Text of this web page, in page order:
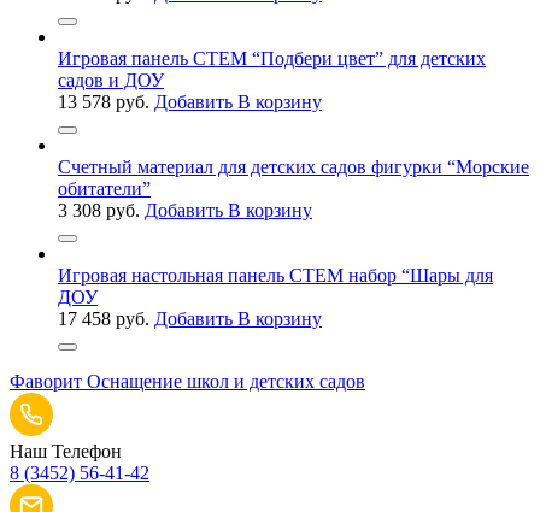
Игровая панель СТЕМ “Подбери цвет” для детских
садов и ДОУ
13 578 руб. Добавить В корзину
Счетный материал для детских садов фигурки “Морские
обитатели”
3 308 руб. Добавить В корзину
Игровая настольная панель СТЕМ набор “Шары для
ДОУ
17 458 руб. Добавить В корзину
Фаворит Оснащение школ и детских садов
Наш Телефон
8 (3452) 56-41-42